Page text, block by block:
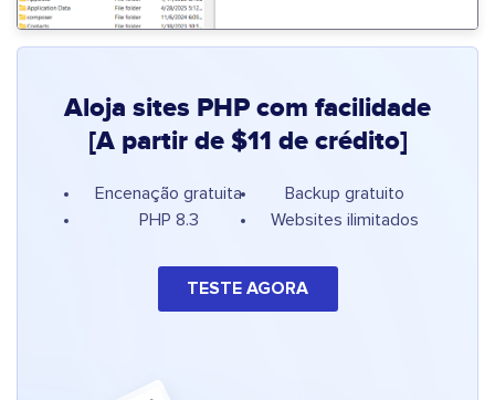
Aloja sites PHP com facilidade
[A partir de $11 de crédito]
Encenação gratuita
Backup gratuito
PHP 8.3
Websites ilimitados
TESTE AGORA